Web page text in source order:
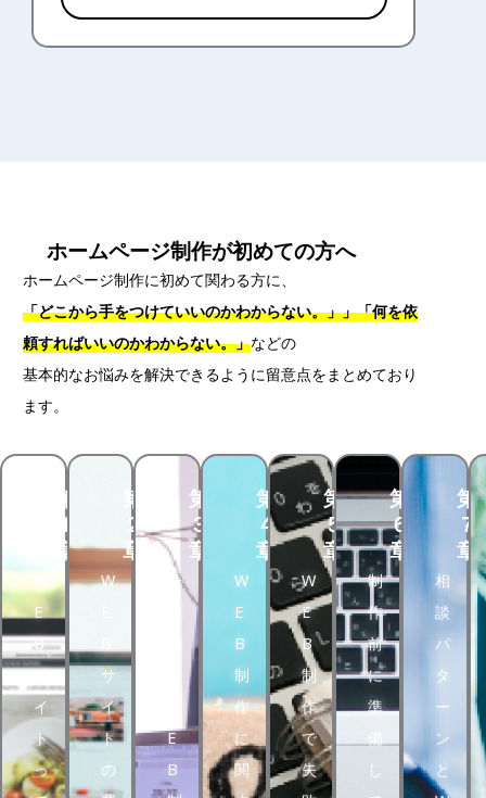
ホームページ制作が初めての方へ
ホームページ制作に初めて関わる方に、
「どこから手をつけていいのかわからない。」」「何を依
頼すればいいのかわからない。」などの
基本的なお悩みを解決できるように留意点をまとめており
ます。
第
１
章
W
E
B
サ
イ
ト
っ
第
２
章
W
サ
イ
ト
の
第
３
章
一
E
B
第
４
章
W
E
B
制
作
に
関
第
５
章
W
E
B
制
作
で
失
第
６
章
制
作
前
に
準
し
第
７
章
相
談
パ
タ
ー
ン
と